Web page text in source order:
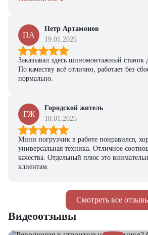
Смотреть все
ПА
Петр Артамонов
19.01.2026
Заказывал здесь шиномонтажный станок
По качеству всё отлично, работает без
нормально.
ГЖ
Городской житель
18.01.2026
Мини погрузчик в работе понравился,
универсальная техника. Отличное
качества. Отдельный плюс это
клиентам.
Видеоотзывы